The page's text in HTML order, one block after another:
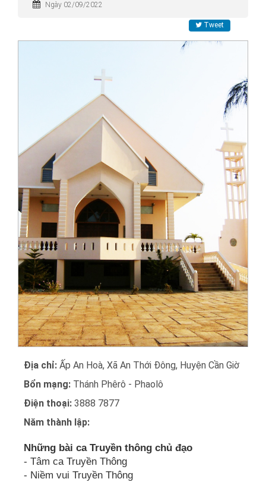
Ngày 02/09/2022
Tweet
Địa chỉ: Ấp An Hoà, Xã An Thới Đông, Huyện Cần Giờ
Bổn mạng: Thánh Phêrô - Phaolô
Điện thoại: 3888 7877
Năm thành lập:
Những bài ca Truyền thông chủ đạo
- Tâm ca Truyền Thông
- Niềm vui Truyền Thông